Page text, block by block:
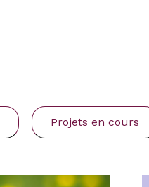
Projets en cours